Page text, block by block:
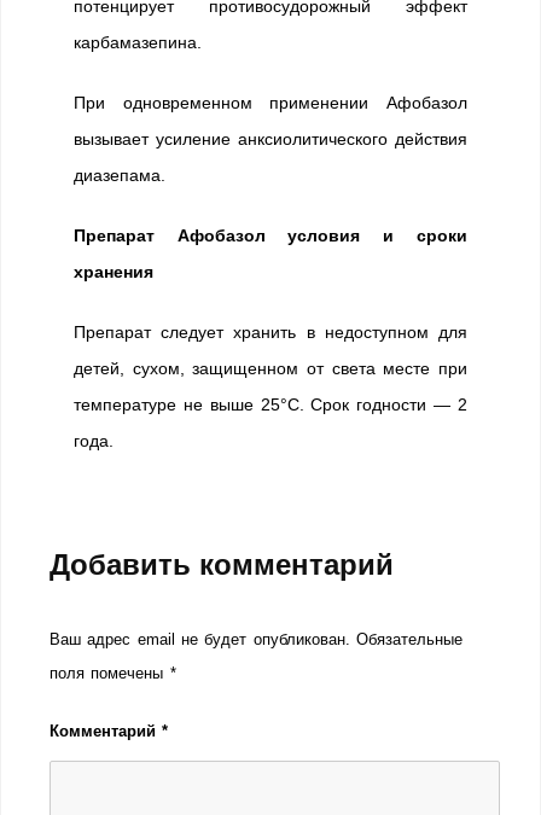
потенцирует противосудорожный эффект
карбамазепина.
При одновременном применении Афобазол
вызывает усиление анксиолитического действия
диазепама.
Препарат Афобазол условия и сроки
хранения
Препарат следует хранить в недоступном для
детей, сухом, защищенном от света месте при
температуре не выше 25°С. Срок годности — 2
года.
Добавить комментарий
Ваш адрес email не будет опубликован. Обязательные
поля помечены *
Комментарий*